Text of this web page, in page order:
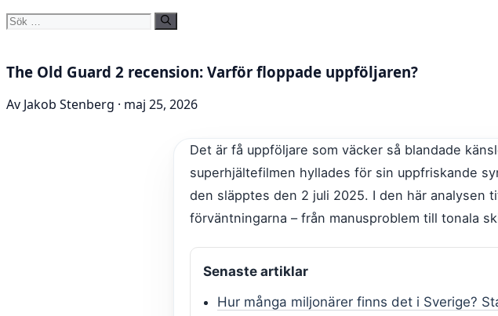
Sök
The Old Guard 2 recension: Varför floppade uppföljaren?
Av Jakob Stenberg · maj 25, 2026
Det är få uppföljare som väcker så blandade
superhjältefilmen hyllades för sin uppfriskande
den släpptes den 2 juli 2025. I den här analysen
förväntningarna – från manusproblem till tonala
Senaste artiklar
Hur många miljonärer finns det i Sverige?